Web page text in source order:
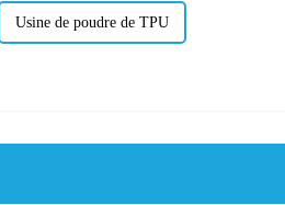
Usine de poudre de TPU